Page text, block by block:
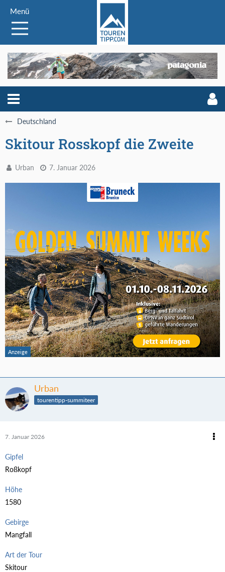
Menü
Deutschland
Skitour Rosskopf die Zweite
Urban 7. Januar 2026
Urban
tourentipp-summiteer
7. Januar 2026
Gipfel
Roßkopf
Höhe
1580
Gebirge
Mangfall
Art der Tour
Skitour